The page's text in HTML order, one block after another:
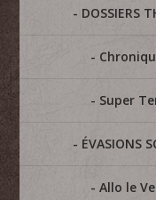
DOSSIERS
Super
ÉVASIONS
Allo le